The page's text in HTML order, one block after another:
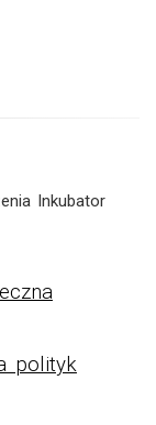
Inkubator
polityk